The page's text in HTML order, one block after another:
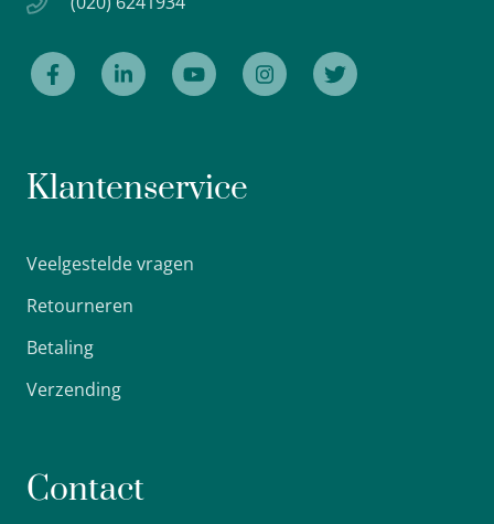
Klantenservice
Veelgestelde vragen
Retourneren
Betaling
Verzending
Contact